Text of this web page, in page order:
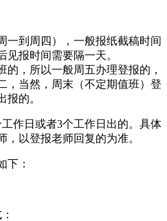
一到周四），一般报纸截稿时间
见报时间需要隔一天。
的，所以一般周五办理登报的，
，当然，周末（不定期值班）登
报的。
作日或者3个工作日出的。具体
以登报老师回复的为准。
下：